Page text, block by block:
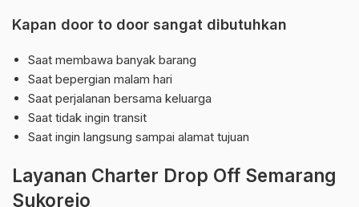
Kapan door to door sangat dibutuhkan
Saat membawa banyak barang
Saat bepergian malam hari
Saat perjalanan bersama keluarga
Saat tidak ingin transit
Saat ingin langsung sampai alamat tujuan
Layanan Charter Drop Off Semarang
Sukorejo